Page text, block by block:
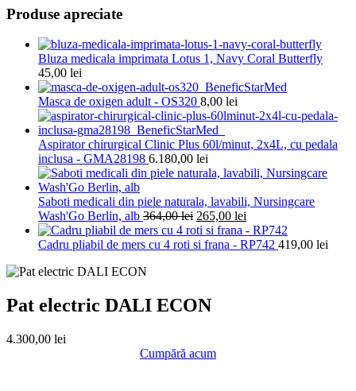
Produse apreciate
Bluza medicala imprimata Lotus 1, Navy Coral Butterfly
45,00 lei
Masca de oxigen adult - OS320 8,00 lei
Aspirator chirurgical Clinic Plus 60l/minut, 2x4L, cu pedala
inclusa - GMA28198 6.180,00 lei
Saboti medicali din piele naturala, lavabili, Nursingcare
Wash'Go Berlin, alb 364,00lei Prețul
inițial
a
265,00 lei
curent
este:
Cadru pliabil de mers cu 4 roti si frana - RP742 419,00 lei
Pat electric DALI ECON
4.300,00 lei
Cumpără acum